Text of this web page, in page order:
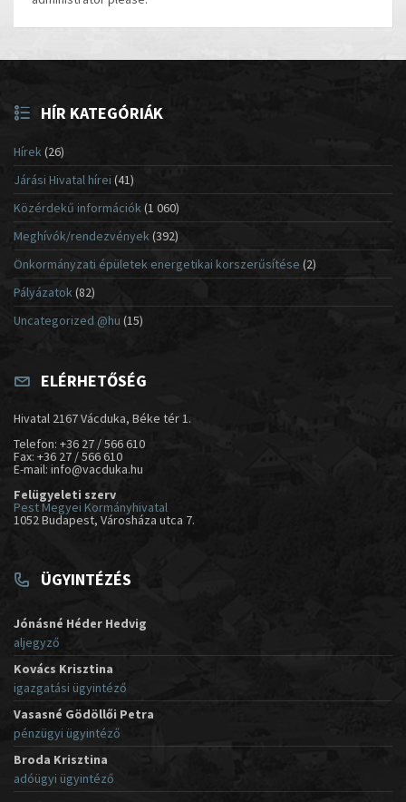
HÍR KATEGÓRIÁK
Hírek(26)
Járási Hivatal hírei (41)
Közérdekű információk(1 060)
Meghívók/rendezvények (392)
Önkormányzati épületek energetikai korszerűsítése (2)
Pályázatok (82)
Uncategorized @hu (15)
ELÉRHETŐSÉG
Hivatal 2167 Vácduka, Béke tér 1.
Telefon: +36 27 / 566 610
Fax: +36 27 / 566 610
E-mail: info@vacduka.hu
Felügyeleti szerv
Pest Megyei Kormányhivatal
1052 Budapest, Városháza utca 7.
ÜGYINTÉZÉS
Jónásné Héder Hedvig
aljegyző
Kovács Krisztina
igazgatási ügyintéző
Vasasné Gödöllői Petra
pénzügyi ügyintéző
Broda Krisztina
adóügyi ügyintéző